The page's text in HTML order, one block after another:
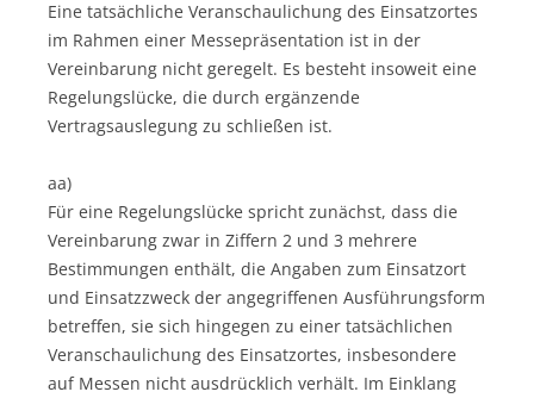
Eine tatsächliche Veranschaulichung des Einsatzortes
im Rahmen einer Messepräsentation ist in der
Vereinbarung nicht geregelt. Es besteht insoweit eine
Regelungslücke, die durch ergänzende
Vertragsauslegung zu schließen ist.
aa)
Für eine Regelungslücke spricht zunächst, dass die
Vereinbarung zwar in Ziffern 2 und 3 mehrere
Bestimmungen enthält, die Angaben zum Einsatzort
und Einsatzzweck der angegriffenen Ausführungsform
betreffen, sie sich hingegen zu einer tatsächlichen
Veranschaulichung des Einsatzortes, insbesondere
auf Messen nicht ausdrücklich verhält. Im Einklang